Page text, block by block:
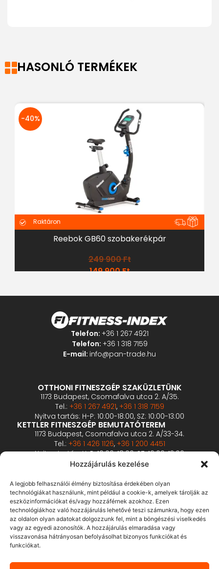
Hozzájárulás kezelése
A legjobb felhasználói élmény biztosítása érdekében olyan
technológiákat használunk, mint például a cookie-k, amelyek tárolják az
eszközinformációkat és/vagy hozzáférnek azokhoz. Ezen
technológiákhoz való hozzájárulás lehetővé teszi számunkra, hogy ezen
az oldalon olyan adatokat dolgozzunk fel, mint a böngészési viselkedés
vagy az egyedi azonosítók. A hozzájárulás elmaradása vagy
visszavonása hátrányosan befolyásolhat bizonyos funkciókat és
funkciókat.
HASONLÓ TERMÉKEK
-40%
Raktáron
Reebok GB60 szobakerékpár
249 900Ft
149 900Ft
Telefon: +36 1 267 4921
Telefon: +36 1 318 7159
E-mail: info@pan-trade.hu
OTTHONI FITNESZGÉP SZAKÜZLETÜNK
1173 Budapest, Csomafalva utca 2. A/35.
Tel.: +36 1 267 4921, +36 1 318 7159
Nyitva tartás: H-P: 10:00-18:00, SZ: 10:00-13:00
KETTLER FITNESZGÉP BEMUTATÓTEREM
1173 Budapest, Csomafalva utca 2. A/33-34.
Tel.: +36 1 426 1126, +36 1 200 4451
Nyitva tartás: H-P: 10:00-18:00, SZ: 10:00-13:00
PROFESSZIONÁLIS FITNESZGÉP BEMUTATÓTEREM
2360 Gyál, Vállalkozó u. 12.
Tel.: +36 1 900 0657
Nyitva tartás: előzetes bejelentkezés alapján
ÁSZF
Adatvédelmi tájékoztató
Fizetés és szállítás
GY.I.K.